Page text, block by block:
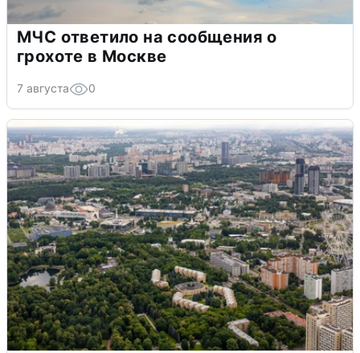
МЧС ответило на сообщения о
грохоте в Москве
7 августа 0